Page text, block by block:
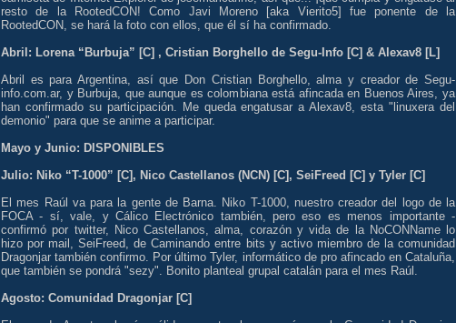
resto de la RootedCON! Como Javi Moreno [aka Vierito5] fue ponente de la
RootedCON, se hará la foto con ellos, que él sí ha confirmado.
Abril: Lorena “Burbuja” [C] , Cristian Borghello de Segu-Info [C] & Alexav8 [L]
Abril es para Argentina, así que Don Cristian Borghello, alma y creador de Segu-
info.com.ar, y Burbuja, que aunque es colombiana está afincada en Buenos Aires, ya
han confirmado su participación. Me queda engatusar a Alexav8, esta "linuxera del
demonio" para que se anime a participar.
Mayo y Junio: DISPONIBLES
Julio: Niko “T-1000” [C], Nico Castellanos (NCN) [C], SeiFreed [C] y Tyler [C]
El mes Raúl va para la gente de Barna. Niko T-1000, nuestro creador del logo de la
FOCA - sí, vale, y Cálico Electrónico también, pero eso es menos importante -
confirmó por twitter, Nico Castellanos, alma, corazón y vida de la NoCONName lo
hizo por mail, SeiFreed, de Caminando entre bits y activo miembro de la comunidad
Dragonjar también confirmo. Por último Tyler, informático de pro afincado en Cataluña,
que también se pondrá "sezy". Bonito planteal grupal catalán para el mes Raúl.
Agosto: Comunidad Dragonjar [C]